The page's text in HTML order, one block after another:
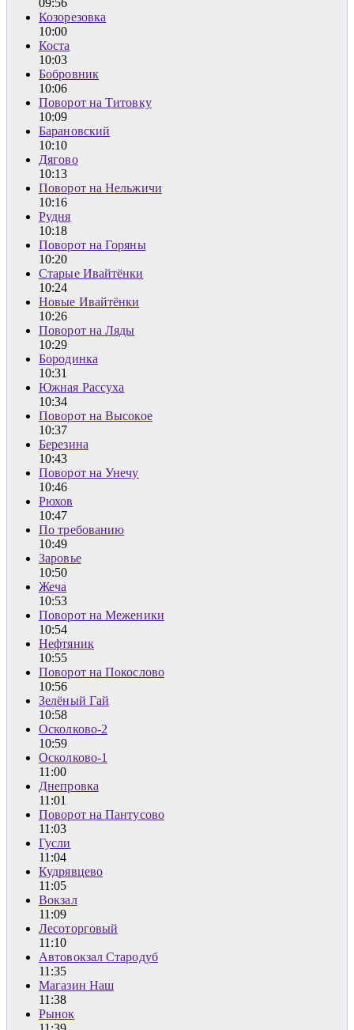
09:56
Козорезовка
10:00
Коста
10:03
Бобровник
10:06
Поворот на Титовку
10:09
Барановский
10:10
Дягово
10:13
Поворот на Нельжичи
10:16
Рудня
10:18
Поворот на Горяны
10:20
Старые Ивайтёнки
10:24
Новые Ивайтёнки
10:26
Поворот на Ляды
10:29
Бородинка
10:31
Южная Рассуха
10:34
Поворот на Высокое
10:37
Березина
10:43
Поворот на Унечу
10:46
Рюхов
10:47
По требованию
10:49
Заровье
10:50
Жеча
10:53
Поворот на Меженики
10:54
Нефтяник
10:55
Поворот на Покослово
10:56
Зелёный Гай
10:58
Осколково-2
10:59
Осколково-1
11:00
Днепровка
11:01
Поворот на Пантусово
11:03
Гусли
11:04
Кудрявцево
11:05
Вокзал
11:09
Лесоторговый
11:10
Автовокзал Стародуб
11:35
Магазин Наш
11:38
Рынок